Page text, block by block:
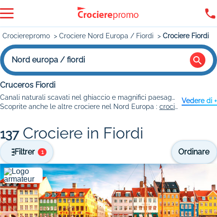
Crocierepromo Crociere Nord Europa / Fiordi Crociere Fiordi
Nord europa / fiordi
Cruceros Fiordi
Canali naturali scavati nel ghiaccio e magnifici paesaggi vi attendono in
Scoprite anche le altre crociere nel Nord Europa : crociere Capo Nord
Vedere di +
137 Crociere in Fiordi
1
Filtrer Ordinare